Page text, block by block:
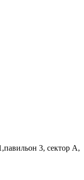
3, сектор А,